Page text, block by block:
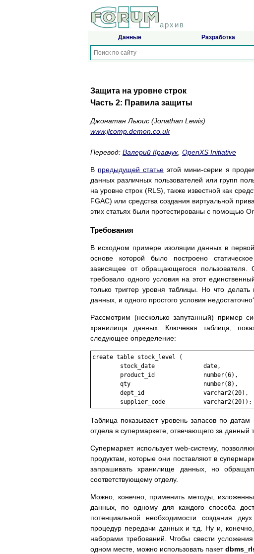
архив
Данные Разработка
Защита на уровне строк
Часть 2: Правила защиты
Джонатан Льюис (Jonathan Lewis)
www.jlcomp.demon.co.uk
Перевод: Валерий Кравчук OpenXS Initiative
В предыдущей статьеэтой мини-серии я
данных различных пользователей или групп
на уровне строк (RLS), также известной как
FGAC) или средства создания виртуальной
этих статьях были протестированы с помощью
Требования
В исходном примере изоляции данных в
основе которой было построено
зависящее от обращающегося
требовало одного условия на этот
только триггер уровня таблицы. Но что
данных, и одного простого условия
Рассмотрим (несколько запутанный) пример
хранилища данных. Ключевая таблица,
следующее определение:
create table stock_level (
Таблица показывает уровень запасов по
отдела в супермаркете, отвечающего за данный
Супермаркет использует web-систему,
продуктам, которые они поставляют в
запрашивать хранилище данных, но
соответствующему отделу.
Можно, конечно, применить методы,
данных, по одному для каждого способа
потенциальной необходимости создания
процедур передачи данных и т.д. Ну и,
наборами требований. Чтобы свести
одном месте, можно использовать пакет